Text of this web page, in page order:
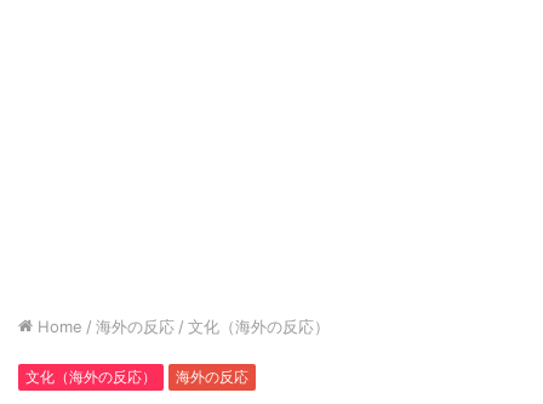
Home / 海外の反応 / 文化（海外の反応）
文化（海外の反応） 海外の反応